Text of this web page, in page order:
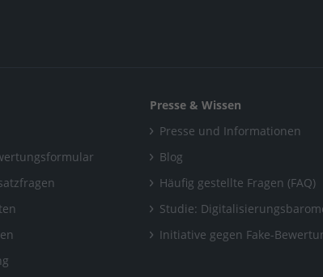
Presse & Wissen
Presse und Informationen
Blog
Häufig gestellte Fragen (FAQ)
Studie:
Initiative gegen Fake-